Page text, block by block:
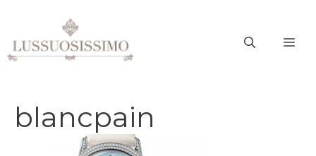
contenuto
blancpain